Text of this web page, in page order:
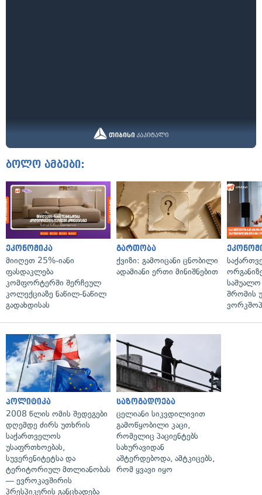
ბოლო ამბები:
ეკონომიკა
მიიღეთ 25%-იანი
ფასდაკლება
კომფორტერში შერჩეულ
კოლექციაზე ნაწილ-ნაწილ
გადახდისას
გართობა
ქვიზი: გამოიცანი ცნობილი
ადამიანი ერთი მინიშნებით
საშუალო
შრომის
პოლიტიკა
2008 წლის ომის შედეგები
დღემდე ძირს უთხრის
საქართველოს
უსაფრთხოებას,
სუვერენიტეტსა და
ტერიტორიულ მთლიანობას
— ევროკავშირის
პრესპიკერის განცხადება
საზოგადოება
ცელიანი სიკვდილივით
გამოწყობილი კაცი,
რომელიც პაციენტებს
სახურავიდან
აშტერდებოდა, ამტკიცებს,
რომ ყვავი იყო